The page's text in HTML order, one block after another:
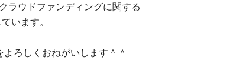
ラウドファンディングに関する
います。
ろしくおねがいします＾＾